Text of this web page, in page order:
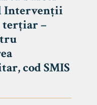
Intervenții
–
cod SMIS